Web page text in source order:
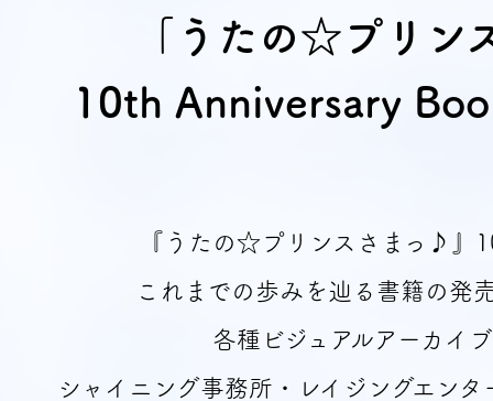
｢うたの☆プリン
10th Anniversary
『うたの☆プリンスさまっ♪』
これまでの歩みを辿る書籍の発
各種ビジュアルアーカイ
シャイニング事務所・レイジングエン